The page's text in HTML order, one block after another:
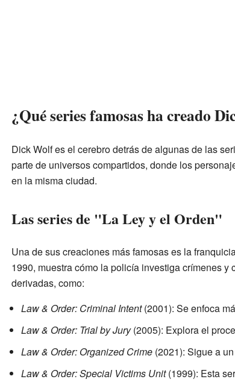
¿Qué series famosas ha creado
Dick Wolf es el cerebro detrás de algunas de las
parte de universos compartidos, donde los
en la misma ciudad.
Las series de "La Ley y el Orden"
Una de sus creaciones más famosas es la
1990, muestra cómo la policía investiga crímenes
derivadas, como:
Law & Order: Criminal Intent(2001): Se enfoca
Law & Order: Trial by Jury(2005): Explora el
Law & Order: Organized Crime(2021): Sigue a
Law & Order: Special Victims Unit(1999): Esta